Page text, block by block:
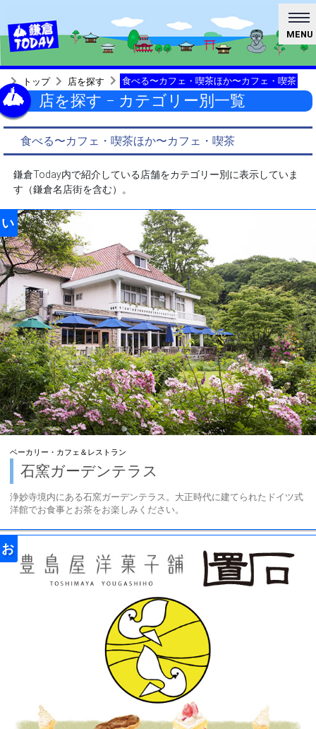
MENU
トップ 店を探す 食べる〜カフェ・喫茶ほか〜カフェ・喫茶
店を探す − カテゴリー別一覧
食べる〜カフェ・喫茶ほか〜カフェ・喫茶
鎌倉Today内で紹介している店舗をカテゴリー別に表示していま
す（鎌倉名店街を含む）。
い
ベーカリー・カフェ＆レストラン
石窯ガーデンテラス
浄妙寺境内にある石窯ガーデンテラス。大正時代に建てられたドイツ式
洋館でお食事とお茶をお楽しみください。
お